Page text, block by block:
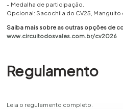
- Medalha de participação.
Opcional: Sacochila do CV25, Manguito
Saiba mais sobre as outras opções de
www.circuitodosvales.com.br/cv2026
Regulamento
Leia o regulamento completo.